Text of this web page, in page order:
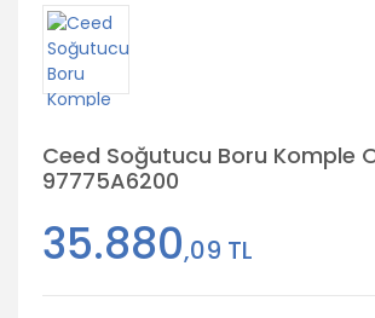
Ceed Soğutucu Boru Komple
97775A6200
35.880,09 TL